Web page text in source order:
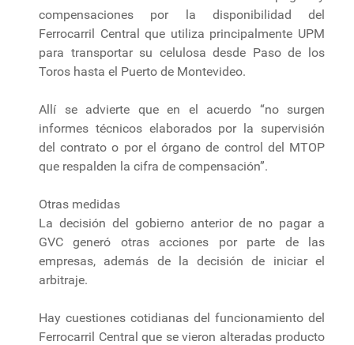
compensaciones por la disponibilidad del
Ferrocarril Central que utiliza principalmente UPM
para transportar su celulosa desde Paso de los
Toros hasta el Puerto de Montevideo.
Allí se advierte que en el acuerdo “no surgen
informes técnicos elaborados por la supervisión
del contrato o por el órgano de control del MTOP
que respalden la cifra de compensación”.
Otras medidas
La decisión del gobierno anterior de no pagar a
GVC generó otras acciones por parte de las
empresas, además de la decisión de iniciar el
arbitraje.
Hay cuestiones cotidianas del funcionamiento del
Ferrocarril Central que se vieron alteradas producto